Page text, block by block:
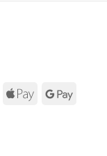
Sepa
Apple
Google